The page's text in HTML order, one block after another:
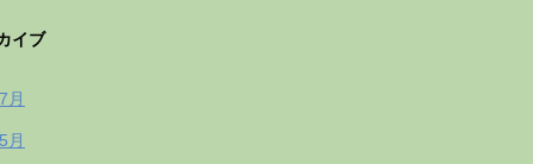
イブ
月
月